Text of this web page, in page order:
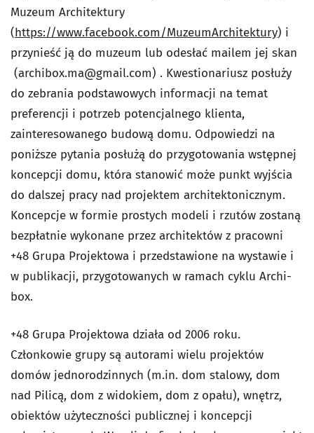
Muzeum Architektury
(https://www.facebook.com/MuzeumArchitektury) i
przynieść ją do muzeum lub odesłać mailem jej skan
(archibox.ma@gmail.com) . Kwestionariusz posłuży
do zebrania podstawowych informacji na temat
preferencji i potrzeb potencjalnego klienta,
zainteresowanego budową domu. Odpowiedzi na
poniższe pytania posłużą do przygotowania wstępnej
koncepcji domu, która stanowić może punkt wyjścia
do dalszej pracy nad projektem architektonicznym.
Koncepcje w formie prostych modeli i rzutów zostaną
bezpłatnie wykonane przez architektów z pracowni
+48 Grupa Projektowa i przedstawione na wystawie i
w publikacji, przygotowanych w ramach cyklu Archi-
box.
+48 Grupa Projektowa działa od 2006 roku.
Członkowie grupy są autorami wielu projektów
domów jednorodzinnych (m.in. dom stalowy, dom
nad Pilicą, dom z widokiem, dom z opału), wnętrz,
obiektów użyteczności publicznej i koncepcji